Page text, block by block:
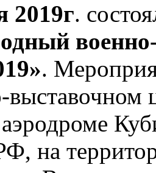
2019г.
.
выставочном
на